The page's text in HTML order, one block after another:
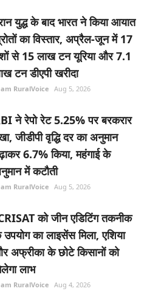
युद्ध के बाद भारत ने किया आयात
का विस्तार, अप्रैल-जून में 17
से 15 लाख टन यूरिया और 7.1
टन डीएपी खरीदा
RuralVoice Aug 5, 2026
ने रेपो रेट 5.25% पर बरकरार
जीडीपी वृद्धि दर का अनुमान
6.7% किया, महंगाई के
में कटौती
RuralVoice Aug 5, 2026
को जीन एडिटिंग तकनीक
का लाइसेंस मिला, एशिया
अफ्रीका के छोटे किसानों को
लाभ
RuralVoice Aug 4, 2026